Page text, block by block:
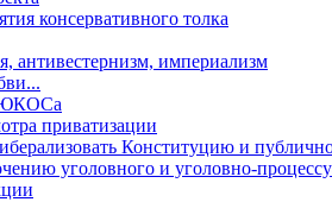
консервативного толка
антивестернизм, империализм
ЮКОСа
приватизации
Конституцию и
уголовного и уголовно-